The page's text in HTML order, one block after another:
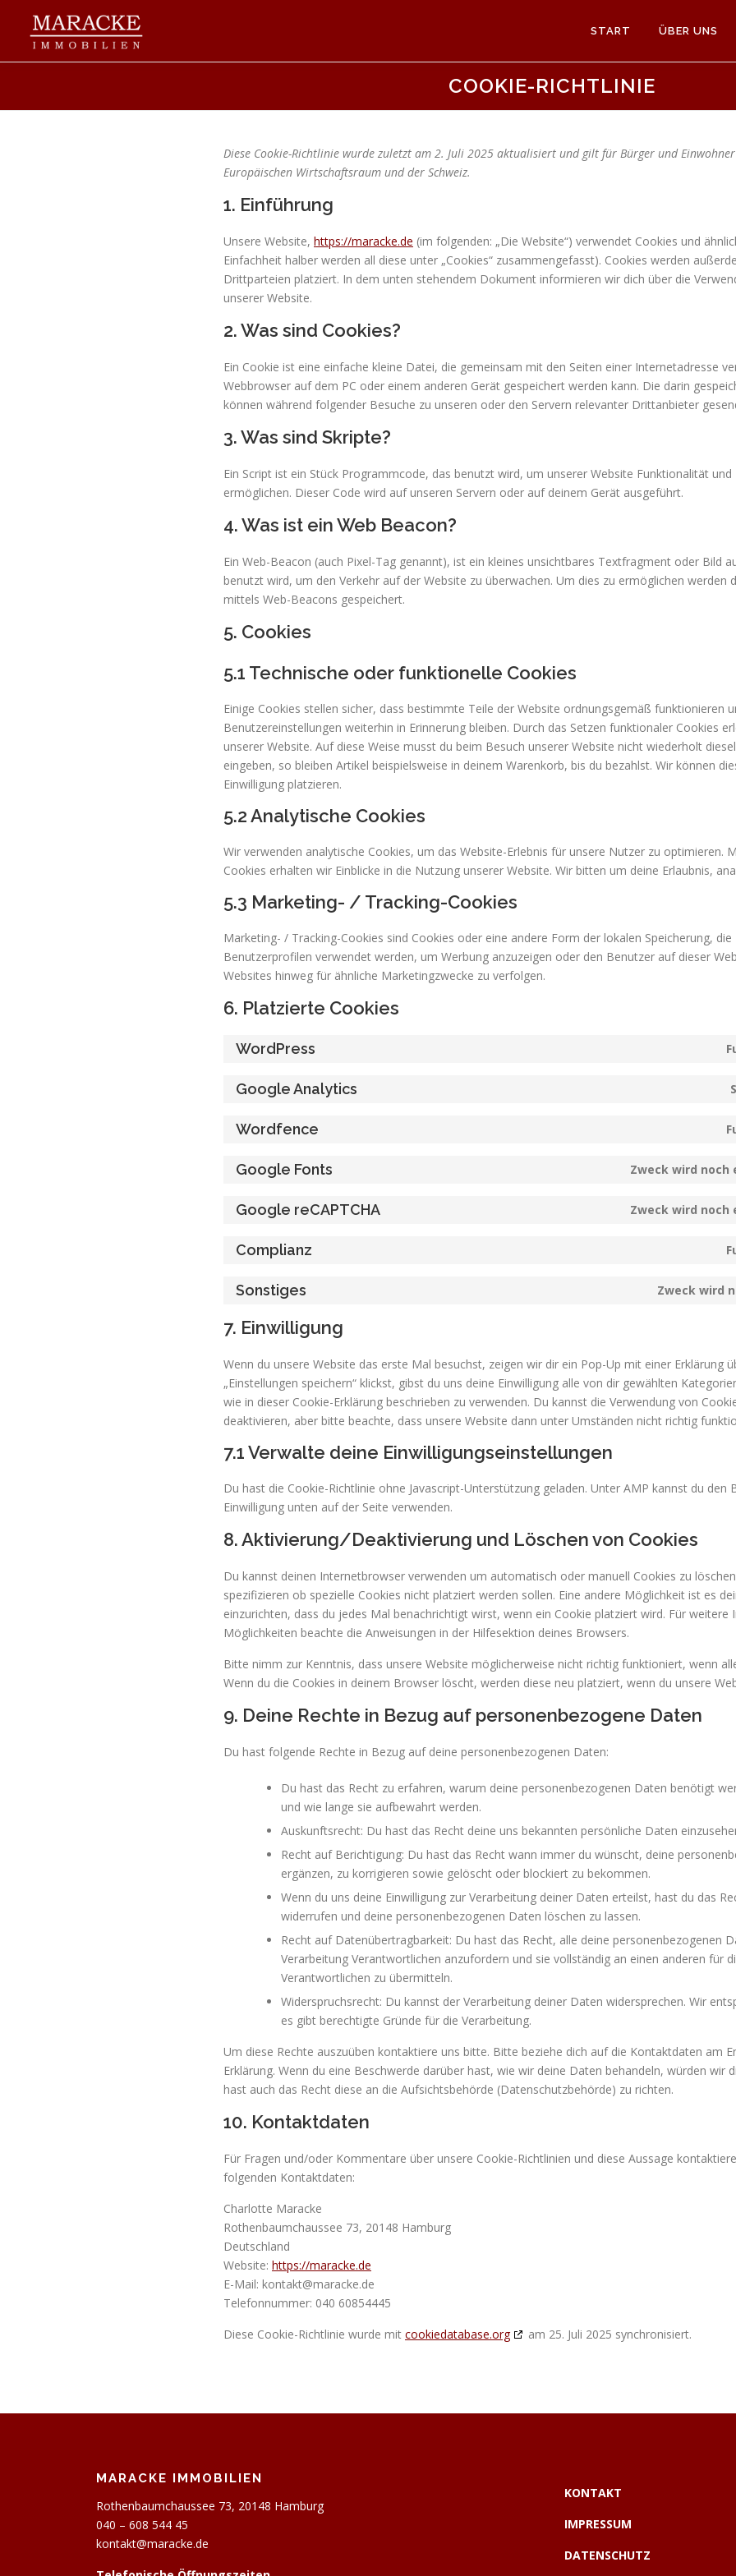
springen
START ÜBER UNS
COOKIE-RICHTLINIE
Diese Cookie-Richtlinie wurde zuletzt am 2. Juli 2025 aktualisiert und gilt für Bürger und
Europäischen Wirtschaftsraum und der Schweiz.
1. Einführung
Unsere Website, https://maracke.de (im folgenden: „Die Website“) verwendet Cookies und
Einfachheit halber werden all diese unter „Cookies“ zusammengefasst). Cookies werden
Drittparteien platziert. In dem unten stehendem Dokument informieren wir dich über die
unserer Website.
2. Was sind Cookies?
Ein Cookie ist eine einfache kleine Datei, die gemeinsam mit den Seiten einer Internetadresse
Webbrowser auf dem PC oder einem anderen Gerät gespeichert werden kann. Die darin
können während folgender Besuche zu unseren oder den Servern relevanter Drittanbieter
3. Was sind Skripte?
Ein Script ist ein Stück Programmcode, das benutzt wird, um unserer Website Funktionalität
ermöglichen. Dieser Code wird auf unseren Servern oder auf deinem Gerät ausgeführt.
4. Was ist ein Web Beacon?
Ein Web-Beacon (auch Pixel-Tag genannt), ist ein kleines unsichtbares Textfragment oder Bild
benutzt wird, um den Verkehr auf der Website zu überwachen. Um dies zu ermöglichen werden
mittels Web-Beacons gespeichert.
5. Cookies
5.1 Technische oder funktionelle Cookies
Einige Cookies stellen sicher, dass bestimmte Teile der Website ordnungsgemäß funktionieren
Benutzereinstellungen weiterhin in Erinnerung bleiben. Durch das Setzen funktionaler Cookies
unserer Website. Auf diese Weise musst du beim Besuch unserer Website nicht wiederholt
eingeben, so bleiben Artikel beispielsweise in deinem Warenkorb, bis du bezahlst. Wir können
Einwilligung platzieren.
5.2 Analytische Cookies
Wir verwenden analytische Cookies, um das Website-Erlebnis für unsere Nutzer zu optimieren.
Cookies erhalten wir Einblicke in die Nutzung unserer Website. Wir bitten um deine Erlaubnis,
5.3 Marketing- / Tracking-Cookies
Marketing- / Tracking-Cookies sind Cookies oder eine andere Form der lokalen Speicherung, die
Benutzerprofilen verwendet werden, um Werbung anzuzeigen oder den Benutzer auf dieser
Websites hinweg für ähnliche Marketingzwecke zu verfolgen.
6. Platzierte Cookies
WordPress
Google Analytics
Wordfence
Google Fonts Zweck wird
Google reCAPTCHA Zweck wird
Complianz
Sonstiges Zweck wird
7. Einwilligung
Wenn du unsere Website das erste Mal besuchst, zeigen wir dir ein Pop-Up mit einer Erklärung
„Einstellungen speichern“ klickst, gibst du uns deine Einwilligung alle von dir gewählten
wie in dieser Cookie-Erklärung beschrieben zu verwenden. Du kannst die Verwendung von
deaktivieren, aber bitte beachte, dass unsere Website dann unter Umständen nicht richtig
7.1 Verwalte deine Einwilligungseinstellungen
Du hast die Cookie-Richtlinie ohne Javascript-Unterstützung geladen. Unter AMP kannst du
Einwilligung unten auf der Seite verwenden.
8. Aktivierung/Deaktivierung und Löschen von Cookies
Du kannst deinen Internetbrowser verwenden um automatisch oder manuell Cookies zu
spezifizieren ob spezielle Cookies nicht platziert werden sollen. Eine andere Möglichkeit ist es
einzurichten, dass du jedes Mal benachrichtigt wirst, wenn ein Cookie platziert wird. Für weitere
Möglichkeiten beachte die Anweisungen in der Hilfesektion deines Browsers.
Bitte nimm zur Kenntnis, dass unsere Website möglicherweise nicht richtig funktioniert, wenn
Wenn du die Cookies in deinem Browser löscht, werden diese neu platziert, wenn du unsere
9. Deine Rechte in Bezug auf personenbezogene Daten
Du hast folgende Rechte in Bezug auf deine personenbezogenen Daten:
Du hast das Recht zu erfahren, warum deine personenbezogenen Daten benötigt
und wie lange sie aufbewahrt werden.
Auskunftsrecht: Du hast das Recht deine uns bekannten persönliche Daten
Recht auf Berichtigung: Du hast das Recht wann immer du wünscht, deine
ergänzen, zu korrigieren sowie gelöscht oder blockiert zu bekommen.
Wenn du uns deine Einwilligung zur Verarbeitung deiner Daten erteilst, hast du das
widerrufen und deine personenbezogenen Daten löschen zu lassen.
Recht auf Datenübertragbarkeit: Du hast das Recht, alle deine personenbezogenen
Verarbeitung Verantwortlichen anzufordern und sie vollständig an einen anderen für
Verantwortlichen zu übermitteln.
Widerspruchsrecht: Du kannst der Verarbeitung deiner Daten widersprechen. Wir
es gibt berechtigte Gründe für die Verarbeitung.
Um diese Rechte auszuüben kontaktiere uns bitte. Bitte beziehe dich auf die Kontaktdaten am
Erklärung. Wenn du eine Beschwerde darüber hast, wie wir deine Daten behandeln, würden wir
hast auch das Recht diese an die Aufsichtsbehörde (Datenschutzbehörde) zu richten.
10. Kontaktdaten
Für Fragen und/oder Kommentare über unsere Cookie-Richtlinien und diese Aussage
folgenden Kontaktdaten:
Charlotte Maracke
Rothenbaumchaussee 73, 20148 Hamburg
Deutschland
Website: https://maracke.de
E-Mail: kontakt@maracke.de
Telefonnummer: 040 60854445
Diese Cookie-Richtlinie wurde mit cookiedatabase.org am 25. Juli 2025 synchronisiert.
MARACKE IMMOBILIEN
Rothenbaumchaussee 73, 20148 Hamburg
040 – 608 544 45
kontakt@maracke.de
KONTAKT
IMPRESSUM
DATENSCHUTZ